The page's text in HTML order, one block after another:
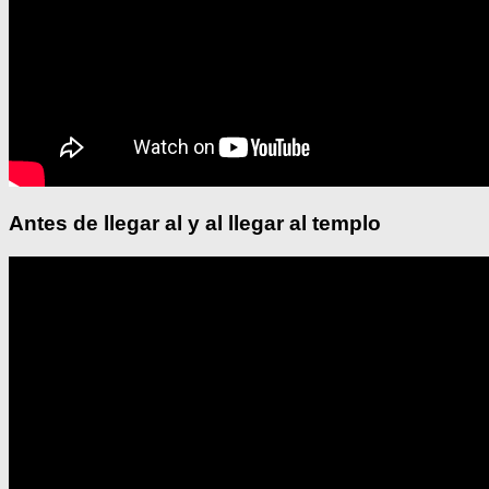
Antes de llegar al y al llegar al templo